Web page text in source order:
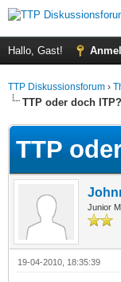
Hallo, Gast!
TTP Diskussionsforum ›
TTP oder doch ITP?
TTP
Junior
19-04-2010, 18:35:39